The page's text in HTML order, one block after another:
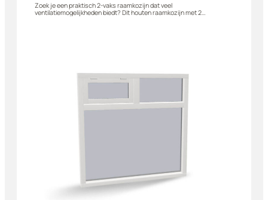
Zoek je een praktisch 2-vaks raamkozijn dat veel
ventilatiemogelijkheden biedt? Dit houten raamkozijn met 2